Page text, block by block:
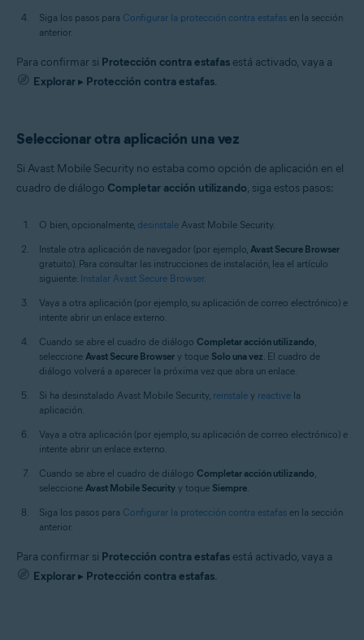
Siga los pasos para Configurar la protección contra estafas en la sección
anterior.
Para confirmar si Protección contra estafas está activado, vaya a
Explorar▸ Protección contra estafas.
Seleccionar otra aplicación una vez
Si Avast Mobile Security no estaba como opción de aplicación en el
cuadro de diálogo Completar acción utilizando, siga estos pasos:
O bien, opcionalmente, desinstale Avast Mobile Security.
Instale otra aplicación de navegador (por ejemplo, Avast Secure Browser
gratuito). Para consultar las instrucciones de instalación, lea el artículo
siguiente: Instalar Avast Secure Browser.
Vaya a otra aplicación (por ejemplo, su aplicación de correo electrónico) e
intente abrir un enlace externo.
Cuando se abre el cuadro de diálogo Completar acción utilizando
seleccione Avast Secure Browser y toque Solo una vez . El cuadro de
diálogo volverá a aparecer la próxima vez que abra un enlace.
Si ha desinstalado Avast Mobile Security, reinstale y reactive la
aplicación.
Vaya a otra aplicación (por ejemplo, su aplicación de correo electrónico) e
intente abrir un enlace externo.
Cuando se abre el cuadro de diálogo Completar acción utilizando
seleccione Avast Mobile Security y toque Siempre
Siga los pasos para Configurar la protección contra estafas en la sección
anterior.
Para confirmar si Protección contra estafas está activado, vaya a
Explorar▸ Protección contra estafas.